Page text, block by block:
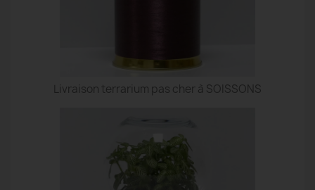
Livraison terrarium pas cher à SOISSONS